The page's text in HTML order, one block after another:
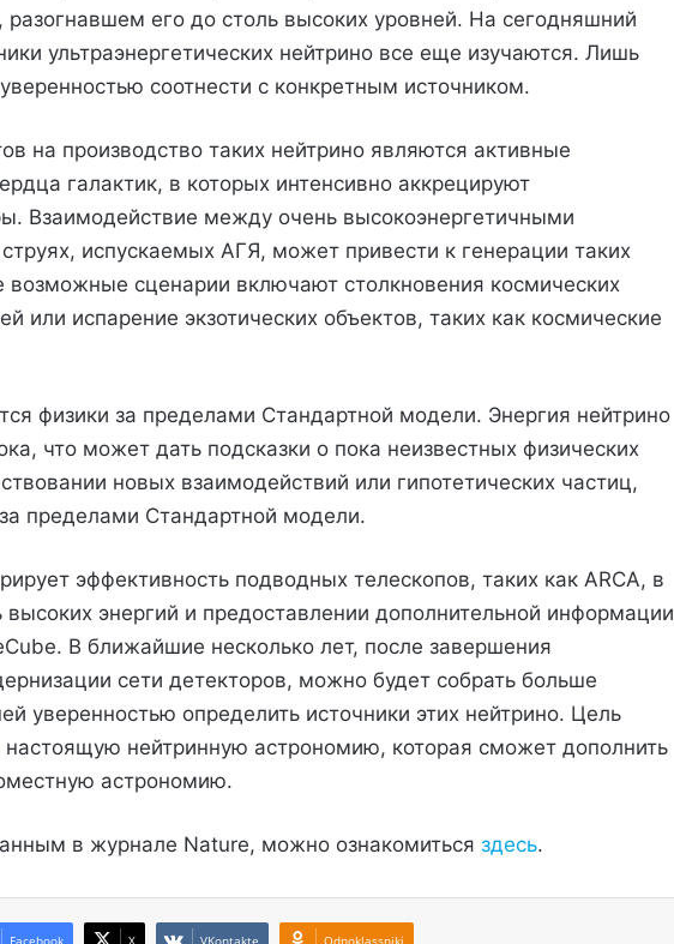
его до столь высоких уровней. На сегодняшний
ультраэнергетических нейтрино все еще изучаются. Лишь
соотнести с конкретным источником.
на производство таких нейтрино являются активные
галактик, в которых интенсивно аккрецируют
Взаимодействие между очень высокоэнергетичными
испускаемых АГЯ, может привести к генерации таких
возможные сценарии включают столкновения космических
или испарение экзотических объектов, таких как космические
физики за пределами Стандартной модели. Энергия нейтрино
что может дать подсказки о пока неизвестных физических
новых взаимодействий или гипотетических частиц,
пределами Стандартной модели.
эффективность подводных телескопов, таких как ARCA, в
энергий и предоставлении дополнительной информации
В ближайшие несколько лет, после завершения
сети детекторов, можно будет собрать больше
уверенностью определить источники этих нейтрино. Цель
настоящую нейтринную астрономию, которая сможет дополнить
астрономию.
в журнале Nature, можно ознакомиться здесь.